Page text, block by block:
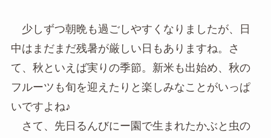
少しずつ朝晩も過ごしやすくなりましたが、日
中はまだまだ残暑が厳しい日もありますね。さ
て、秋といえば実りの季節。新米も出始め、秋の
フルーツも旬を迎えたりと楽しみなことがいっぱ
いですよね♪
さて、先日るんびにー園で生まれたかぶと虫の